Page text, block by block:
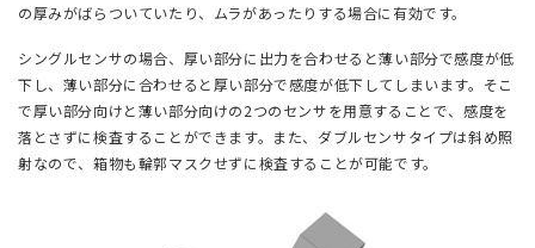
の厚みがばらついていたり、ムラがあったりする場合に有効です。​
シングルセンサの場合、厚い部分に出力を合わせると薄い部分で感度が低
下し、薄い部分に合わせると厚い部分で感度が低下してしまいます。そこ
で厚い部分向けと薄い部分向けの2つのセンサを用意することで、感度を
落とさずに検査することができます。また、ダブルセンサタイプは斜め照
射なので、箱物も輪郭マスクせずに検査することが可能です。